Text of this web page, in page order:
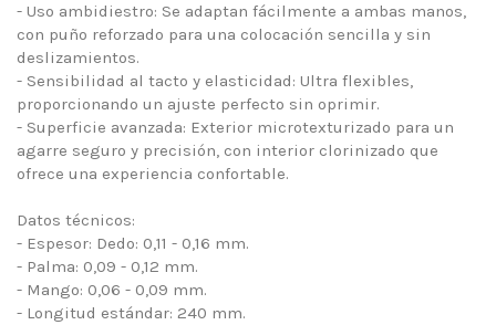
- Uso ambidiestro: Se adaptan fácilmente a ambas manos,
con puño reforzado para una colocación sencilla y sin
deslizamientos.
- Sensibilidad al tacto y elasticidad: Ultra flexibles,
proporcionando un ajuste perfecto sin oprimir.
- Superficie avanzada: Exterior microtexturizado para un
agarre seguro y precisión, con interior clorinizado que
ofrece una experiencia confortable.
Datos técnicos:
- Espesor: Dedo: 0,11 - 0,16 mm.
- Palma: 0,09 - 0,12 mm.
- Mango: 0,06 - 0,09 mm.
- Longitud estándar: 240 mm.